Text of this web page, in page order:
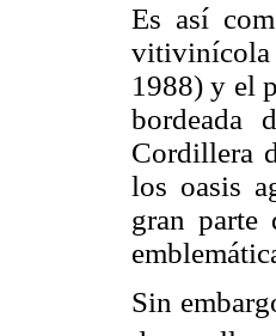
Es así
vitivinícola
1988) y el
bordeada
Cordillera
los oasis
gran parte
Sin